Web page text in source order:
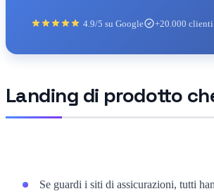
4.9/5 su Google +20.000 clienti
Landing di prodotto
Se guardi i siti di assicurazioni, tutti